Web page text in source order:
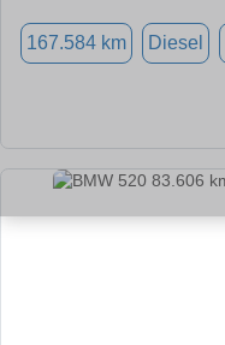
167.584 km Diesel